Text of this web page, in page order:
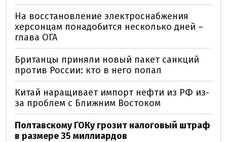
На восстановление электроснабжения
херсонцам понадобится несколько дней –
глава ОГА
Британцы приняли новый пакет санкций
против России: кто в него попал
Китай наращивает импорт нефти из РФ из-
за проблем с Ближним Востоком
Полтавскому ГОКу грозит налоговый штраф
в размере 35 миллиардов